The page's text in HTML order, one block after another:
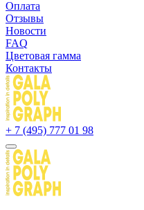
Оплата
Отзывы
Новости
FAQ
Цветовая гамма
Контакты
+ 7 (495) 777 01 98